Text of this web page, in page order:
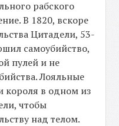
рабского
В 1820, вскоре
Цитадели, 53-
самоубийство,
пулей и не
Лояльные
короля в одном из
чтобы
над телом.